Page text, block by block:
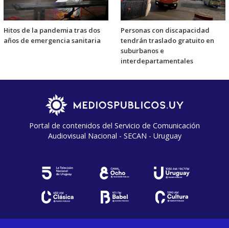
Hitos de la pandemia tras dos
años de emergencia sanitaria
Personas con discapacidad
tendrán traslado gratuito en
suburbanos e
interdepartamentales
Portal de contenidos del Servicio de Comunicación
Audiovisual Nacional - SECAN - Uruguay